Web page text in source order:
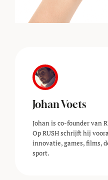
Johan Voets
Johan is co-founder van
Op RUSH schrijft hij
innovatie, games, films,
sport.